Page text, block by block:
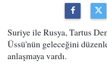
Suriye ile Rusya, Tartus
Üssü'nün geleceğini
anlaşmaya vardı.